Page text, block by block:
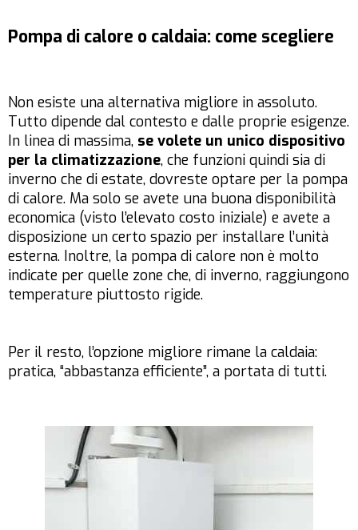
Pompa di calore o caldaia: come scegliere
Non esiste una alternativa migliore in assoluto.
Tutto dipende dal contesto e dalle proprie esigenze.
In linea di massima, se volete un unico dispositivo
per la climatizzazione, che funzioni quindi sia di
inverno che di estate, dovreste optare per la pompa
di calore. Ma solo se avete una buona disponibilità
economica (visto l’elevato costo iniziale) e avete a
disposizione un certo spazio per installare l’unità
esterna. Inoltre, la pompa di calore non è molto
indicate per quelle zone che, di inverno, raggiungono
temperature piuttosto rigide.
Per il resto, l’opzione migliore rimane la caldaia:
pratica, “abbastanza efficiente”, a portata di tutti.